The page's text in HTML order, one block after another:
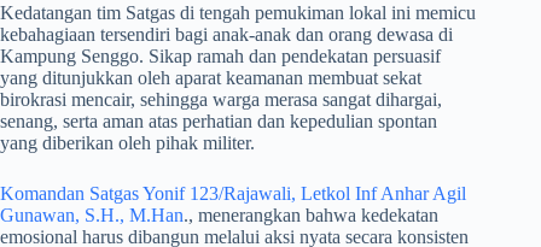
​Kedatangan tim Satgas di tengah pemukiman lokal ini memicu
kebahagiaan tersendiri bagi anak-anak dan orang dewasa di
Kampung Senggo. Sikap ramah dan pendekatan persuasif
yang ditunjukkan oleh aparat keamanan membuat sekat
birokrasi mencair, sehingga warga merasa sangat dihargai,
senang, serta aman atas perhatian dan kepedulian spontan
yang diberikan oleh pihak militer.
Komandan Satgas Yonif 123/Rajawali, Letkol Inf Anhar Agil
Gunawan, S.H., M.Han., menerangkan bahwa kedekatan
emosional harus dibangun melalui aksi nyata secara konsisten